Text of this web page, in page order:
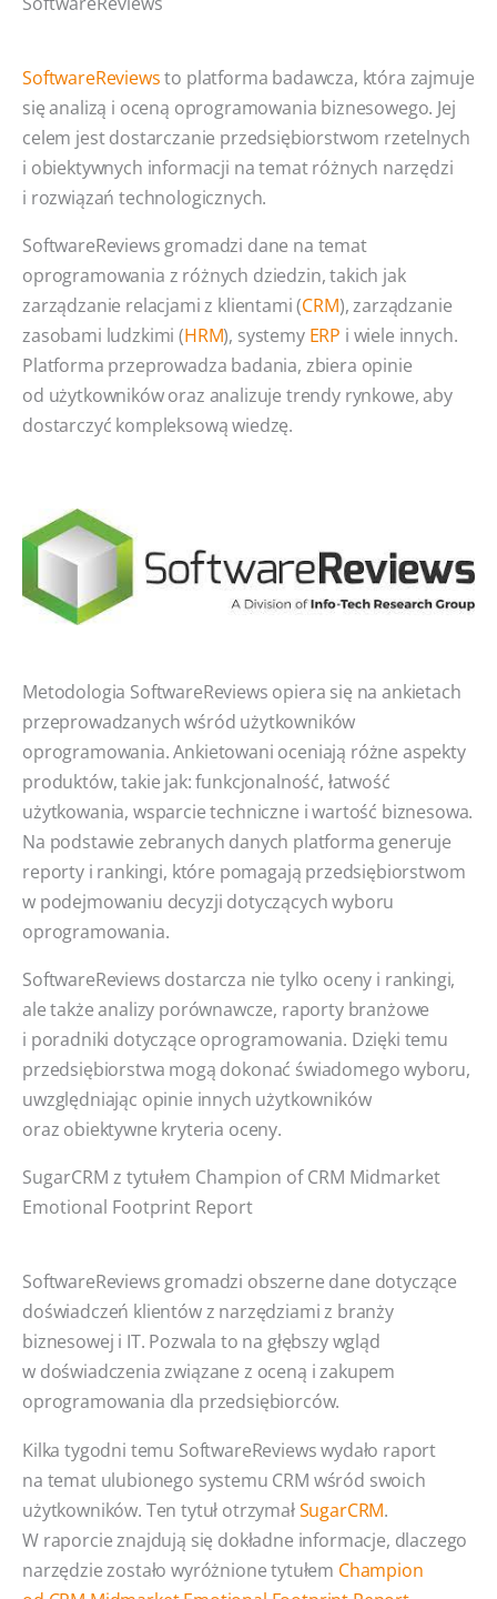
SoftwareReviewsto platforma badawcza, która zajmuje
się analizą i oceną oprogramowania biznesowego. Jej
celem jest dostarczanie przedsiębiorstwom rzetelnych
i obiektywnych informacji na temat różnych narzędzi
i rozwiązań technologicznych.
SoftwareReviews gromadzi dane na temat
oprogramowania z różnych dziedzin, takich jak
zarządzanie relacjami z klientami (CRM), zarządzanie
zasobami ludzkimi (HRM), systemy ERP i wiele innych.
Platforma przeprowadza badania, zbiera opinie
od użytkowników oraz analizuje trendy rynkowe, aby
dostarczyć kompleksową wiedzę.
Metodologia SoftwareReviews opiera się na ankietach
przeprowadzanych wśród użytkowników
oprogramowania. Ankietowani oceniają różne aspekty
produktów, takie jak: funkcjonalność, łatwość
użytkowania, wsparcie techniczne i wartość biznesowa.
Na podstawie zebranych danych platforma generuje
reporty i rankingi, które pomagają przedsiębiorstwom
w podejmowaniu decyzji dotyczących wyboru
oprogramowania.
SoftwareReviews dostarcza nie tylko oceny i rankingi,
ale także analizy porównawcze, raporty branżowe
i poradniki dotyczące oprogramowania. Dzięki temu
przedsiębiorstwa mogą dokonać świadomego wyboru,
uwzględniając opinie innych użytkowników
oraz obiektywne kryteria oceny.
SugarCRM z tytułem Champion of CRM Midmarket
Emotional Footprint Report
SoftwareReviews gromadzi obszerne dane dotyczące
doświadczeń klientów z narzędziami z branży
biznesowej i IT. Pozwala to na głębszy wgląd
w doświadczenia związane z oceną i zakupem
oprogramowania dla przedsiębiorców.
Kilka tygodni temu SoftwareReviews wydało raport
na temat ulubionego systemu CRM wśród swoich
użytkowników. Ten tytuł otrzymałSugarCRM.
W raporcie znajdują się dokładne informacje, dlaczego
narzędzie zostało wyróżnione tytułem Champion